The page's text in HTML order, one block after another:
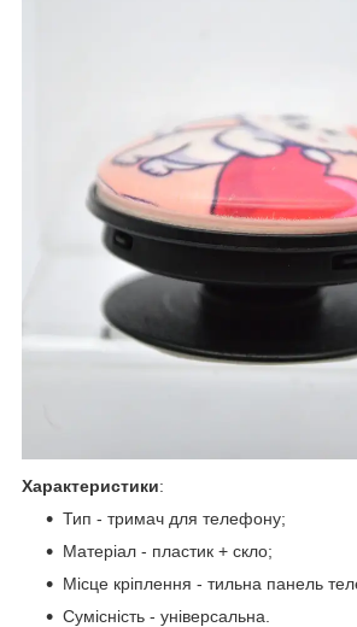
Характеристики:
Тип - тримач для телефону;
Матеріал - пластик + скло;
Місце кріплення - тильна панель
Сумісність - універсальна.